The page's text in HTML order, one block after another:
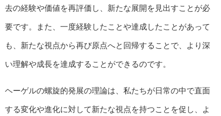
去の経験や価値を再評価し、新たな展開を見出すことが必
要です。また、一度経験したことや達成したことがあって
も、新たな視点から再び原点へと回帰することで、より深
い理解や成長を達成することができるのです。
ヘーゲルの螺旋的発展の理論は、私たちが日常の中で直面
する変化や進化に対して新たな視点を持つことを促し、よ